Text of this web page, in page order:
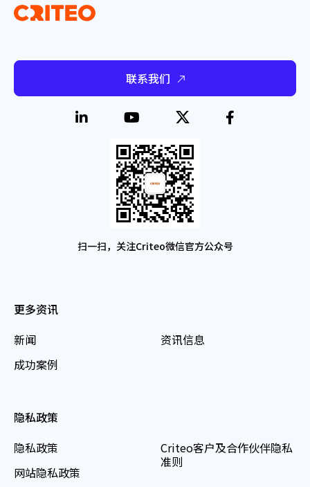
联系我们
扫一扫，关注Criteo微信官方公众号
更多资讯
新闻
成功案例
资讯信息
隐私政策
隐私政策
网站隐私政策
Criteo客户及合作伙伴隐私
准则